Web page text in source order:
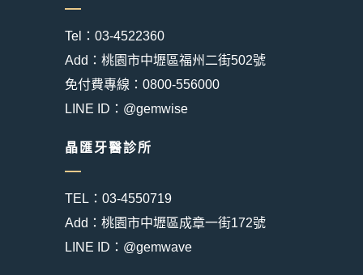
Tel：03-4522360
Add：桃園市中壢區福州二街502號
免付費專線：0800-556000
LINE ID：@gemwise
晶匯牙醫診所
TEL：03-4550719
Add：桃園市中壢區成章一街172號
LINE ID：@gemwave